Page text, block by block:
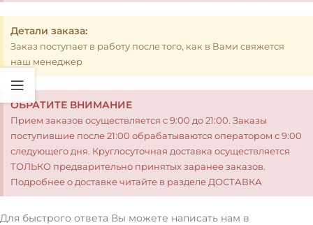
Детали заказа:
Заказ поступает в работу после того, как в Вами свяжется
наш менеджер
ОБРАТИТЕ ВНИМАНИЕ
Прием заказов осуществляется с 9:00 до 21:00. Заказы
поступившие после 21:00 обрабатываются оператором с 9:00
следующего дня. Круглосуточная доставка осуществляется
ТОЛЬКО предварительно принятых заранее заказов.
Подробнее о доставке читайте в разделе ДОСТАВКА
Для быстрого ответа Вы можете написать нам в